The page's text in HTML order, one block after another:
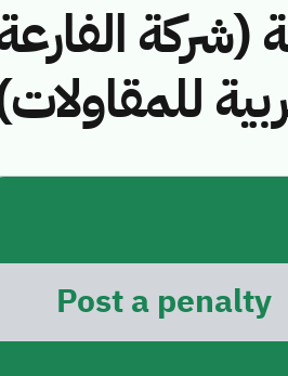
(شركة
Post a penalty